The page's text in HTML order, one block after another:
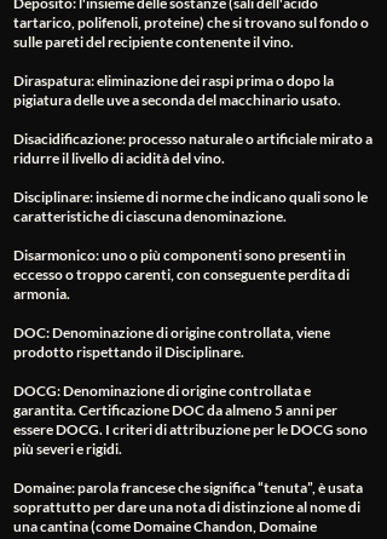
tartarico, polifenoli, proteine) che si trovano sul fondo o
sulle pareti del recipiente contenente il vino.
Diraspatura: eliminazione dei raspi prima o dopo la
pigiatura delle uve a seconda del macchinario usato.
Disacidificazione: processo naturale o artificiale mirato a
ridurre il livello di acidità del vino.
Disciplinare: insieme di norme che indicano quali sono le
caratteristiche di ciascuna denominazione.
Disarmonico: uno o più componenti sono presenti in
eccesso o troppo carenti, con conseguente perdita di
armonia.
DOC: Denominazione di origine controllata, viene
prodotto rispettando il Disciplinare.
DOCG: Denominazione di origine controllata e
garantita. Certificazione DOC da almeno 5 anni per
essere DOCG. I criteri di attribuzione per le DOCG sono
più severi e rigidi.
Domaine: parola francese che significa “tenuta”, è usata
soprattutto per dare una nota di distinzione al nome di
una cantina (come Domaine Chandon, Domaine